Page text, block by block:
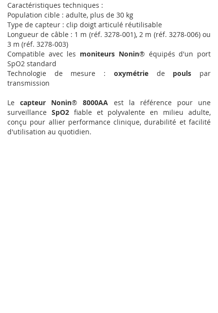
Caractéristiques techniques :
Population cible : adulte, plus de 30 kg
Type de capteur : clip doigt articulé réutilisable
Longueur de câble : 1 m (réf. 3278-001), 2 m (réf. 3278-006) ou
3 m (réf. 3278-003)
Compatible avec les moniteurs Nonin® équipés d'un port
SpO2 standard
Technologie de mesure : oxymétrie de pouls par
transmission
Lecapteur Nonin®8000AA est la référence pour une
surveillance SpO2 fiable et polyvalente en milieu adulte,
conçu pour allier performance clinique, durabilité et facilité
d'utilisation au quotidien.